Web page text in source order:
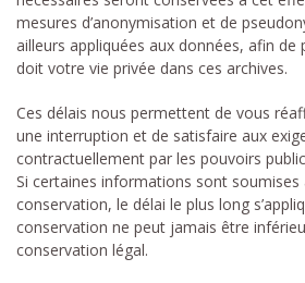
mesures d’anonymisation et de
ailleurs appliquées aux données, afin
doit votre vie privée dans ces archives.
Ces délais nous permettent de vous
une interruption et de satisfaire aux
contractuellement par les pouvoirs
Si certaines informations sont soumises
conservation, le délai le plus long
conservation ne peut jamais être
conservation légal.